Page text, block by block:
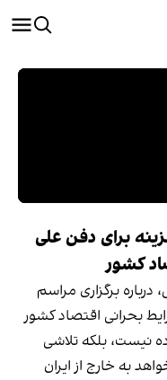
برای دفن علی
کشور
برگزاری مراسم
بحرانی اقتصاد کشور
نیست، بلکه تلاشی
به خارج از ایران